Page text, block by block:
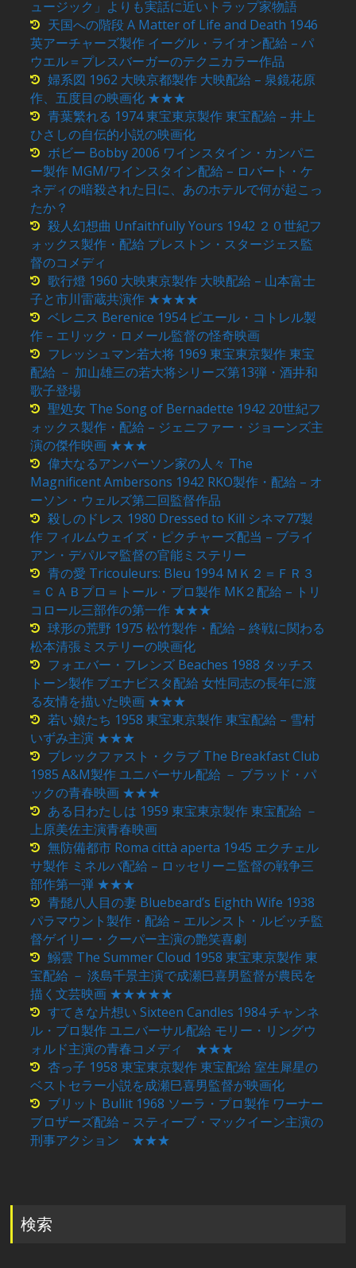
ュージック」よりも実話に近いトラップ家物語
天国への階段 A Matter of Life and Death 1946
英アーチャーズ製作 イーグル・ライオン配給 – パ
ウエル＝プレスバーガーのテクニカラー作品
婦系図 1962 大映京都製作 大映配給 – 泉鏡花原
作、五度目の映画化 ★★★
青葉繁れる 1974 東宝東京製作 東宝配給 – 井上
ひさしの自伝的小説の映画化
ボビー Bobby 2006 ワインスタイン・カンパニ
ー製作 MGM/ワインスタイン配給 – ロバート・ケ
ネディの暗殺された日に、あのホテルで何が起こっ
たか？
殺人幻想曲 Unfaithfully Yours 1942 ２０世紀フ
ォックス製作・配給 プレストン・スタージェス監
督のコメディ
歌行燈 1960 大映東京製作 大映配給 – 山本富士
子と市川雷蔵共演作 ★★★★
ベレニス Berenice 1954 ピエール・コトレル製
作 – エリック・ロメール監督の怪奇映画
フレッシュマン若大将 1969 東宝東京製作 東宝
配給 － 加山雄三の若大将シリーズ第13弾・酒井和
歌子登場
聖処女 The Song of Bernadette 1942 20世紀フ
ォックス製作・配給 – ジェニファー・ジョーンズ主
演の傑作映画 ★★★
偉大なるアンバーソン家の人々 The
Magnificent Ambersons 1942 RKO製作・配給 – オ
ーソン・ウェルズ第二回監督作品
殺しのドレス 1980 Dressed to Kill シネマ77製
作 フィルムウェイズ・ピクチャーズ配当 – ブライ
アン・デパルマ監督の官能ミステリー
青の愛 Tricouleurs: Bleu 1994 ＭＫ２＝ＦＲ３
＝ＣＡＢプロ＝トール・プロ製作 MK２配給 – トリ
コロール三部作の第一作 ★★★
球形の荒野 1975 松竹製作・配給 – 終戦に関わる
松本清張ミステリーの映画化
フォエバー・フレンズ Beaches 1988 タッチス
トーン製作 ブエナビスタ配給 女性同志の長年に渡
る友情を描いた映画 ★★★
若い娘たち 1958 東宝東京製作 東宝配給 – 雪村
いずみ主演 ★★★
ブレックファスト・クラブ The Breakfast Club
1985 A&M製作 ユニバーサル配給 － ブラッド・パ
ックの青春映画 ★★★
ある日わたしは 1959 東宝東京製作 東宝配給 －
上原美佐主演青春映画
無防備都市 Roma città aperta 1945 エクチェル
サ製作 ミネルバ配給 – ロッセリーニ監督の戦争三
部作第一弾 ★★★
青髭八人目の妻 Bluebeard’s Eighth Wife 1938
パラマウント製作・配給 – エルンスト・ルビッチ監
督ゲイリー・クーパー主演の艶笑喜劇
鰯雲 The Summer Cloud 1958 東宝東京製作 東
宝配給 － 淡島千景主演で成瀬巳喜男監督が農民を
描く文芸映画 ★★★★★
すてきな片想い Sixteen Candles 1984 チャンネ
ル・プロ製作 ユニバーサル配給 モリー・リングウ
ォルド主演の青春コメディ ★★★
杏っ子 1958 東宝東京製作 東宝配給 室生犀星の
ベストセラー小説を成瀬巳喜男監督が映画化
ブリット Bullit 1968 ソーラ・プロ製作 ワーナー
ブロザーズ配給 – スティーブ・マックイーン主演の
刑事アクション ★★★
検索